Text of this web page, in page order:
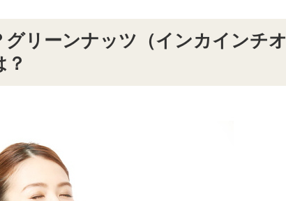
グリーンナッツ（インカインチオ